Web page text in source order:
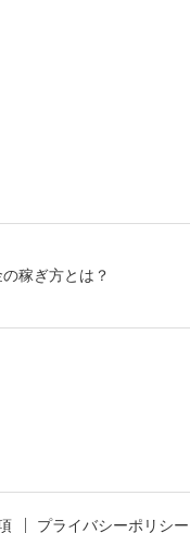
稼ぎ方とは？
プライバシーポリシー